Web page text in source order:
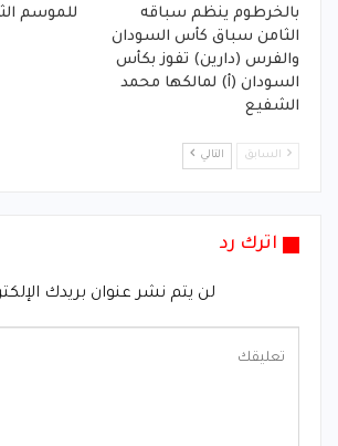
بالخرطوم ينظم سباقه
الثامن سباق كأس السودان
والفرس (دارين) تفوز بكأس
السودان (أ) لمالكها محمد
الشفيع
للموسم
السابق التالي
اترك رد
لن يتم نشر عنوان بريدك